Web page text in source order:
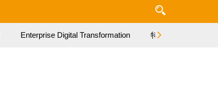
Enterprise Digital Transformation 特集